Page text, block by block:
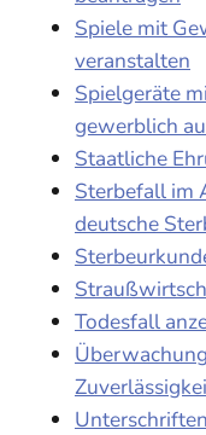
Spiele mit
veranstalten
Spielgeräte
gewerblich
Staatliche
Sterbefall im
deutsche
Todesfall